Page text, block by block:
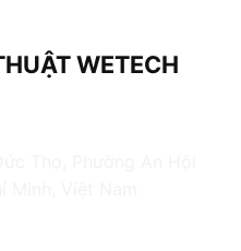
WETECH